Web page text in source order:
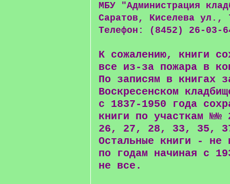
МБУ "Администрация
Саратов, Киселева ул.,
Телефон: (8452) 26-03-
К сожалению, книги
все из-за пожара в
По записям в книгах
Воскресенском
с 1837-1950 года
книги по участкам
26, 27, 28, 33, 35,
Остальные книги - не
по годам начиная с
не все.